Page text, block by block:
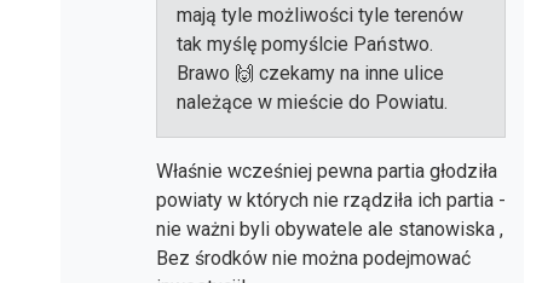
mają tyle możliwości tyle terenów
tak myślę pomyślcie Państwo.
Brawo 🙌 czekamy na inne ulice
należące w mieście do Powiatu.
Właśnie wcześniej pewna partia głodziła
powiaty w których nie rządziła ich partia -
nie ważni byli obywatele ale stanowiska ,
Bez środków nie można podejmować